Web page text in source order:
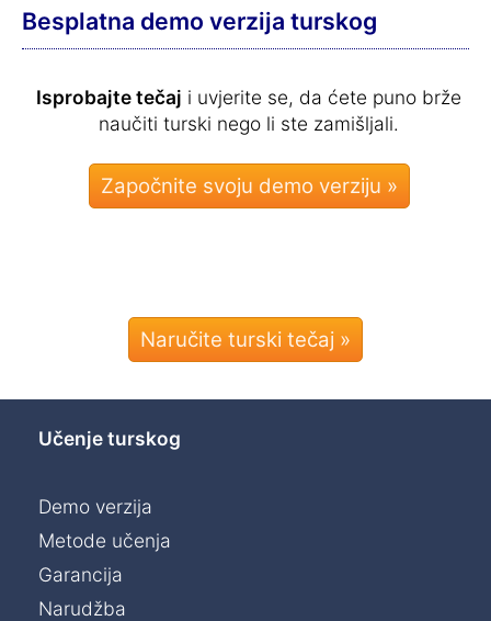
Besplatna demo verzija turskog
Isprobajte tečaj i uvjerite se, da ćete puno brže
naučiti turski nego li ste zamišljali.
Naručite turski tečaj »
Učenje turskog
Demo verzija
Metode učenja
Garancija
Narudžba